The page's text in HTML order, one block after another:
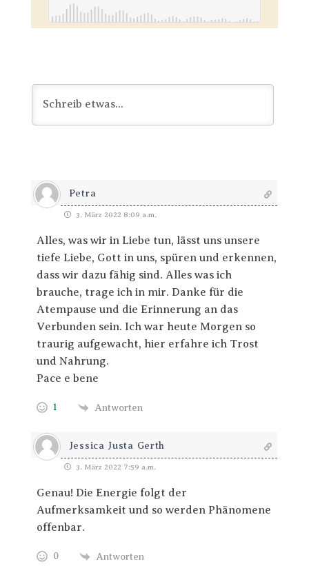
Petra
3. März 2022 8:09 a.m.
Alles, was wir in Liebe tun, lässt uns unsere
tiefe Liebe, Gott in uns, spüren und erkennen,
dass wir dazu fähig sind. Alles was ich
brauche, trage ich in mir. Danke für die
Atempause und die Erinnerung an das
Verbunden sein. Ich war heute Morgen so
traurig aufgewacht, hier erfahre ich Trost
und Nahrung.
Pace e bene
1 Antworten
Jessica Justa Gerth
3. März 2022 7:59 a.m.
Genau! Die Energie folgt der
Aufmerksamkeit und so werden Phänomene
offenbar.
0 Antworten